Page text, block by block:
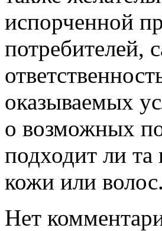
испорченной
потребителей,
оказываемых
о возможных
подходит ли та
кожи или волос.
Нет